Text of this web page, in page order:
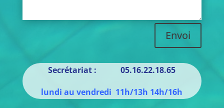
Envoi
Secrétariat : 05.16.22.18.65
lundi au vendredi 11h/13h 14h/16h